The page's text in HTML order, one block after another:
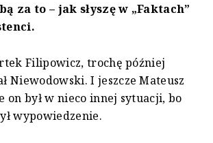
za to – jak słyszę w „Faktach”
Filipowicz, trochę później
Niewodowski. I jeszcze Mateusz
on był w nieco innej sytuacji, bo
wypowiedzenie.